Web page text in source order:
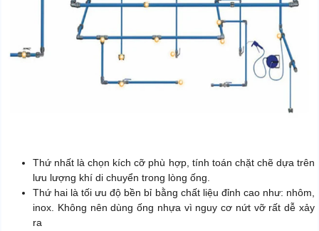
Thứ nhất là chọn kích cỡ phù hợp, tính toán chặt chẽ dựa trên
lưu lượng khí di chuyển trong lòng ống.
Thứ hai là tối ưu độ bền bỉ bằng chất liệu đỉnh cao như: nhôm,
inox. Không nên dùng ống nhựa vì nguy cơ nứt vỡ rất dễ xảy
ra